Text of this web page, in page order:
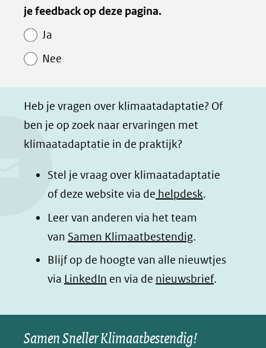
e
a
b
o
o
(opent
in
nieuw
venster)
naar
een
e
i
d
I
(opent
in
nieuw
venster)
naar
een
e
h
t
a
p
(opent
in
nieuw
venster)
naar
een
e
n
d
l
e
o
p
B
l
e
s
van
Paginawaardering
je feedback op deze pagina.
Ja
Nee
Heb je vragen over klimaatadaptatie? Of
ben je op zoek naar ervaringen met
klimaatadaptatie in de praktijk?
Stel je vraag over klimaatadaptatie
of deze website via de helpdesk.
Leer van anderen via het team
van Samen Klimaatbestendig.
Blijf op de hoogte van alle nieuwtjes
via LinkedIn (opent
nieuw
venster)
en via de nieuwsbrief.
Samen Sneller Klimaatbestendig!